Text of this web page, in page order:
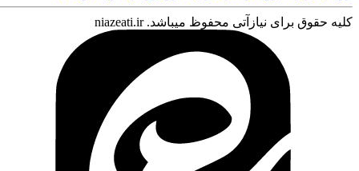
ورود
کلیه حقوق برای نیازآتی محفوظ میباشد. niazeati.ir